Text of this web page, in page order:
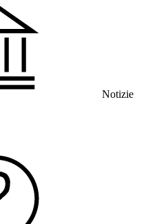
Notizie